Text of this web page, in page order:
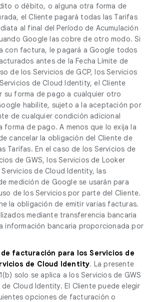
o débito, o alguna otra forma de
el Cliente pagará todas las Tarifas
al final del Período de Acumulación
Google las cobre de otro modo. Si
con factura, le pagará a Google todos
antes de la Fecha Límite de
de los Servicios de GCP, los Servicios
de Cloud Identity, el Cliente
su forma de pago a cualquier otro
habilite, sujeto a la aceptación por
de cualquier condición adicional
forma de pago. A menos que lo exija la
cancelar la obligación del Cliente de
Tarifas. En el caso de los Servicios de
de GWS, los Servicios de Looker
de Cloud Identity, las
medición de Google se usarán para
de los Servicios por parte del Cliente.
la obligación de emitir varias facturas.
mediante transferencia bancaria
información bancaria proporcionada por
facturación para los Servicios de
de Cloud Identity. La presente
solo se aplica a los Servicios de GWS
de Cloud Identity. El Cliente puede elegir
opciones de facturación o